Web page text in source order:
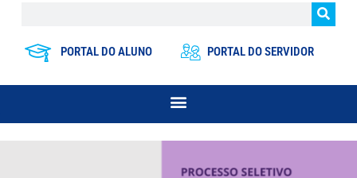
PORTAL DO ALUNO PORTAL DO SERVIDOR